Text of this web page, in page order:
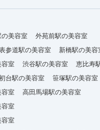
美容室
外苑前駅の美容室
参道駅の美容室
新橋駅の美容
室 渋谷駅の美容室
恵比寿
台駅の美容室
笹塚駅の美容室
室
高田馬場駅の美容室
容室
室